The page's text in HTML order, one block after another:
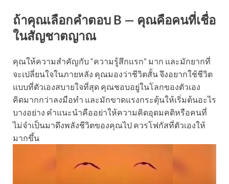
ถ้าคุณเลือกคำตอบ B — คุณคือคนที่เชื่อ
ในสัญชาตญาณ
คุณให้ความสำคัญกับ “ความรู้สึกแรก” มาก และมักยากที่
จะเปลี่ยนใจในภายหลัง คุณมองว่าชีวิตสั้น จึงอยากใช้ชีวิต
แบบที่ตัวเองสบายใจที่สุด คุณชอบอยู่ในโลกของตัวเอง
คิดมากกว่าลงมือทำ และมักขาดแรงกระตุ้นให้เริ่มต้นอะไร
บางอย่าง คำแนะนำคืออย่าให้ความคิดอุดมคติหรือคนที่
ไม่จำเป็นมาดึงพลังชีวิตของคุณไป ควรโฟกัสที่ตัวเองให้
มากขึ้น